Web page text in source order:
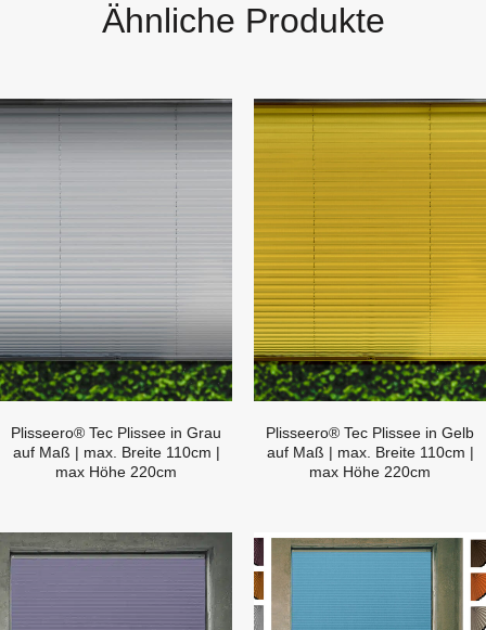
Ähnliche Produkte
Plisseero® Tec Plissee in Grau
auf Maß | max. Breite 110cm |
max Höhe 220cm
Plisseero® Tec Plissee in Gelb
auf Maß | max. Breite 110cm |
max Höhe 220cm